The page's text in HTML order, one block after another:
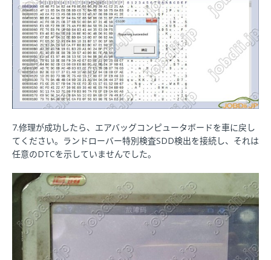
7.修理が成功したら、エアバッグコンピュータボードを車に戻し
てください。ランドローバー特別検査SDD検出を接続し、それは
任意のDTCを示していませんでした。